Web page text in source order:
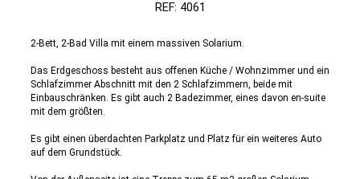
REF: 4061
2-Bett, 2-Bad Villa mit einem massiven Solarium.
Das Erdgeschoss besteht aus offenen Küche / Wohnzimmer und ein
Schlafzimmer Abschnitt mit den 2 Schlafzimmern, beide mit
Einbauschränken. Es gibt auch 2 Badezimmer, eines davon en-suite
mit dem größten.
Es gibt einen überdachten Parkplatz und Platz für ein weiteres Auto
auf dem Grundstück.